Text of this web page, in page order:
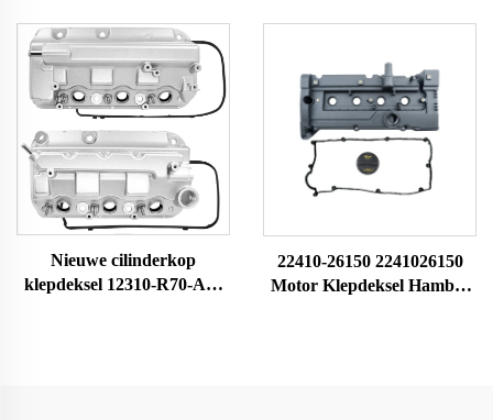
Autogereedschap
Compatibel met Ranger 3.2
TDCI4X4 147KW
motorcilinder voor C-
kopklepdeksel
Nieuwe cilinderkop
klepdeksel 12310-R70-A00
22410-26150 2241026150
Motor Klepdeksel Hamber